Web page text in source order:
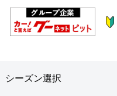
シーズン選択